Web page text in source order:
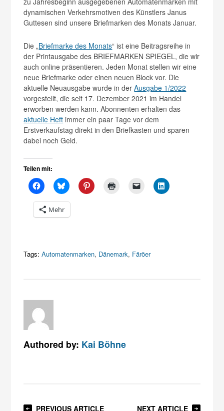
dynamischen Verkehrsmotiven des Künstlers Janus
Guttesen sind unsere Briefmarken des Monats Januar.
Die „Briefmarke des Monats“ ist eine Beitragsreihe in
der Printausgabe des BRIEFMARKEN SPIEGEL, die wir
auch online präsentieren. Jeden Monat stellen wir eine
neue Briefmarke oder einen neuen Block vor. Die
aktuelle Neuausgabe wurde in derAusgabe 1/2022
vorgestellt, die seit 17. Dezember 2021 im Handel
erworben werden kann. Abonnenten erhalten das
aktuelle Heft immer ein paar Tage vor dem
Erstverkaufstag direkt in den Briefkasten und sparen
dabei noch Geld.
Teilen mit:
Mehr
Tags: Automatenmarken, Dänemark, Färöer
Authored by: Kai Böhne
PREVIOUS ARTICLE NEXT ARTICLE